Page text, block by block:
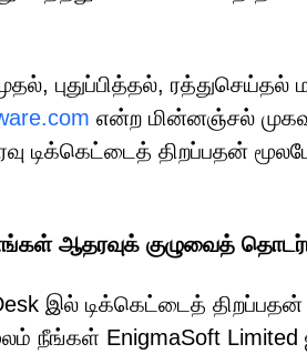
புதுப்பித்தல், ரத்துசெய்தல்
என்ற மின்னஞ்சல்
டிக்கெட்டைத் திறப்பதன்
ஆதரவுக் குழுவைத்
இல் டிக்கெட்டைத்
நீங்கள் EnigmaSoft Limited